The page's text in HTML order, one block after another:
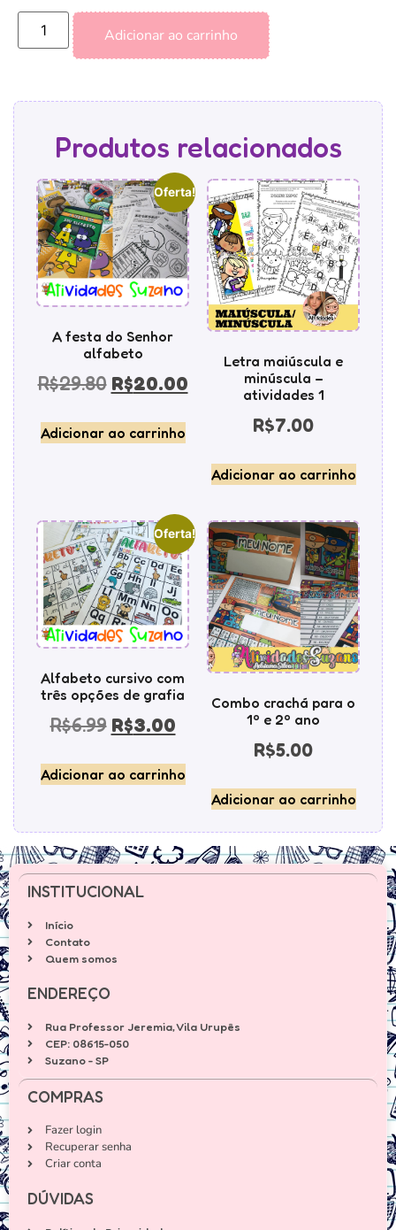
Adicionar ao carrinho
Produtos relacionados
Oferta!
A festa do Senhor
alfabeto
R$29.80 R$20.00
Adicionar ao carrinho
Letra maiúscula e
minúscula –
atividades 1
R$7.00
Adicionar ao carrinho
Oferta!
Alfabeto cursivo com
três opções de grafia
R$6.99 R$3.00
Adicionar ao carrinho
Combo crachá para o
1º e 2º ano
R$5.00
Adicionar ao carrinho
INSTITUCIONAL
Início
Contato
Quem somos
ENDEREÇO
Rua Professor Jeremia, Vila Urupês
CEP: 08615-050
Suzano - SP
COMPRAS
Fazer login
Recuperar senha
Criar conta
DÚVIDAS